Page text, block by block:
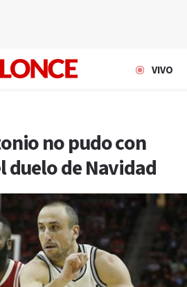
VIVO
no pudo con
duelo de Navidad